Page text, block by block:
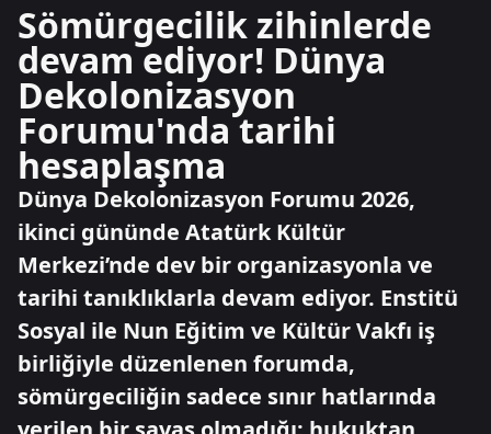
Sömürgecilik zihinlerde
devam ediyor! Dünya
Dekolonizasyon
Forumu'nda tarihi
hesaplaşma
Dünya Dekolonizasyon Forumu 2026,
ikinci gününde Atatürk Kültür
Merkezi’nde dev bir organizasyonla ve
tarihi tanıklıklarla devam ediyor. Enstitü
Sosyal ile Nun Eğitim ve Kültür Vakfı iş
birliğiyle düzenlenen forumda,
sömürgeciliğin sadece sınır hatlarında